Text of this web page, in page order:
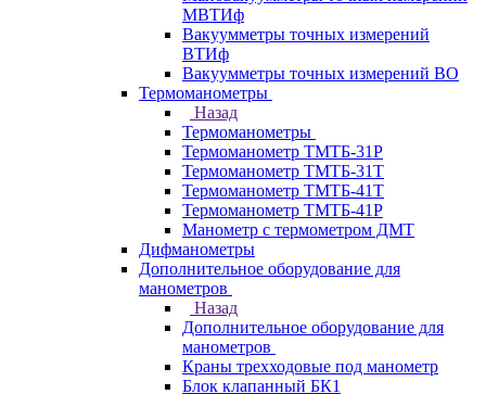
МВТИф
Вакуумметры точных измерений
ВТИф
Вакуумметры точных измерений ВО
Термоманометры
Назад
Термоманометры
Термоманометр ТМТБ-31Р
Термоманометр ТМТБ-31Т
Термоманометр ТМТБ-41Т
Термоманометр ТМТБ-41Р
Манометр с термометром ДМТ
Дифманометры
Дополнительное оборудование для
манометров
Назад
Дополнительное оборудование для
манометров
Краны трехходовые под манометр
Блок клапанный БК1